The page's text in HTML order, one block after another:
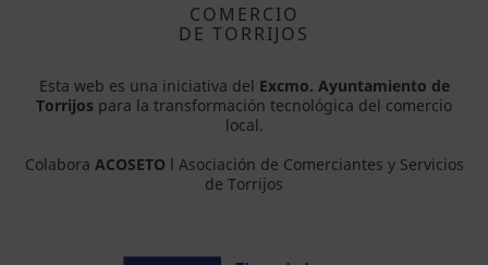
COMERCIO
DE TORRIJOS
Esta web es una iniciativa del Excmo. Ayuntamiento de
Torrijos para la transformación tecnológica del comercio
local.
Colabora ACOSETO l Asociación de Comerciantes y Servicios
de Torrijos